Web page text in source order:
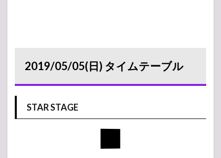
2019/05/05(日) タイムテーブル
STAR STAGE